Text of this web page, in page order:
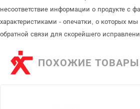
несоответствие информации о продукте с
характеристиками - опечатки, о которых
обратной связи для скорейшего
ПОХОЖИЕ ТОВАРЫ